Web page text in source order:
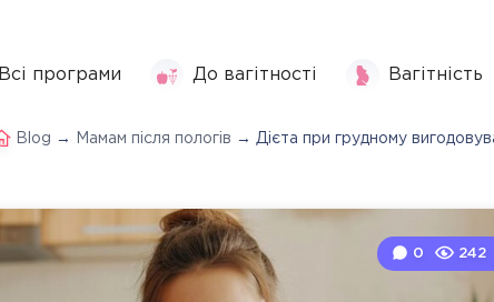
Всі програми До вагітності Вагітність
Blog → Мамам після пологів → Дієта при грудному
0 242